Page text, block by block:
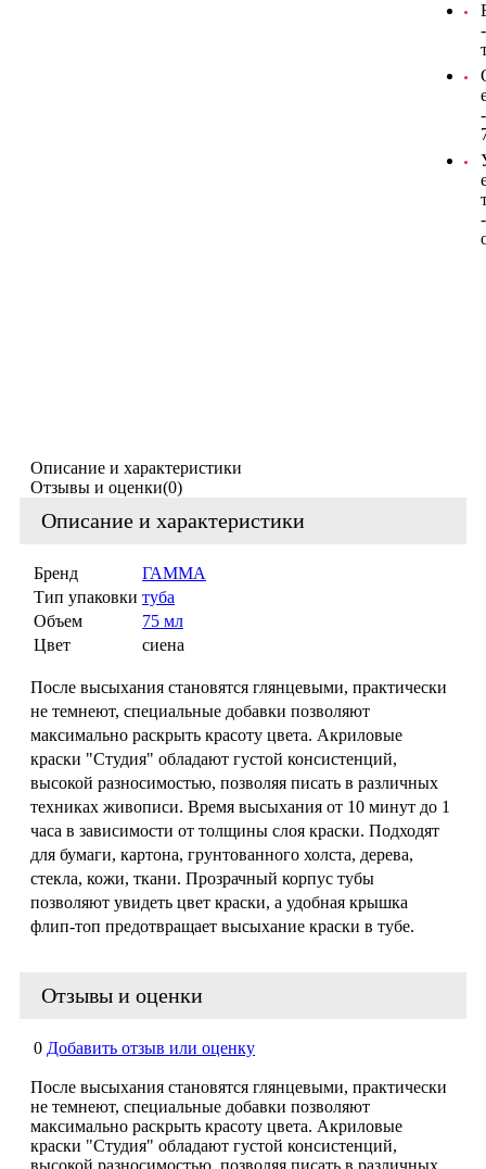
-
-
-
Описание и характеристики
Отзывы и оценки(0)
Описание и характеристики
Бренд
ГАММА
Тип упаковки туба
Объем
75 мл
Цвет
сиена
После высыхания становятся глянцевыми, практически
не темнеют, специальные добавки позволяют
максимально раскрыть красоту цвета. Акриловые
краски "Студия" обладают густой консистенций,
высокой разносимостью, позволяя писать в различных
техниках живописи. Время высыхания от 10 минут до 1
часа в зависимости от толщины слоя краски. Подходят
для бумаги, картона, грунтованного холста, дерева,
стекла, кожи, ткани. Прозрачный корпус тубы
позволяют увидеть цвет краски, а удобная крышка
флип-топ предотвращает высыхание краски в тубе.
Отзывы и оценки
0 Добавить отзыв или оценку
После высыхания становятся глянцевыми, практически
не темнеют, специальные добавки позволяют
максимально раскрыть красоту цвета. Акриловые
краски "Студия" обладают густой консистенций,
высокой разносимостью, позволяя писать в различных